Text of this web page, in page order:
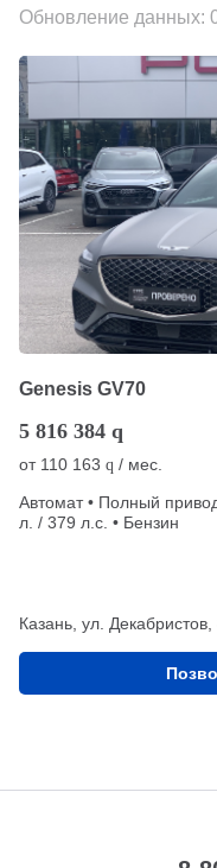
Обновление данных:
Genesis GV70
5 816 384 q
от 110 163 q / мес.
Автомат • Полный
л. / 379 л.с. • Бензин
Казань, ул. Декабристов,